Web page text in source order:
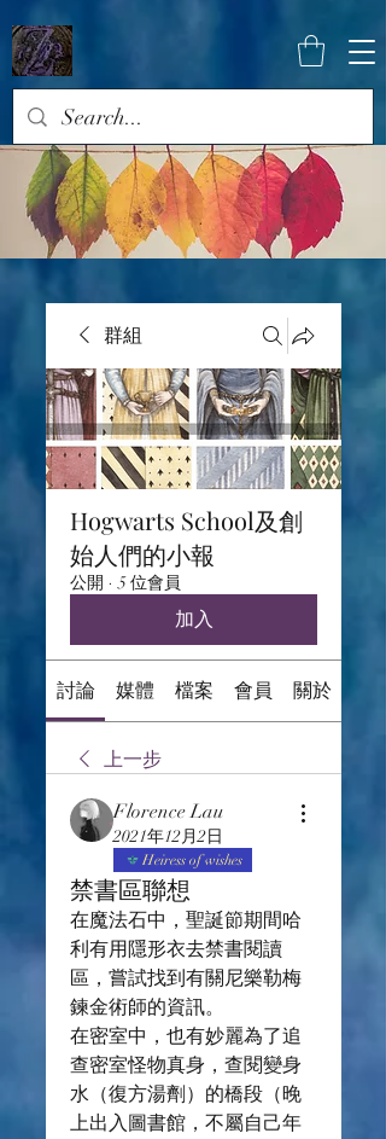
群組
Hogwarts School及創
始人們的小報
公開 · 5 位會員
加入
討論 媒體 檔案 會員 關於
上一步
Florence Lau
2021年12月2日
Heiress of wishes
禁書區聯想
在魔法石中，聖誕節期間哈
利有用隱形衣去禁書閱讀
區，嘗試找到有關尼樂勒梅
鍊金術師的資訊。
在密室中，也有妙麗為了追
查密室怪物真身，查閱變身
水（復方湯劑）的橋段（晚
上出入圖書館，不屬自己年